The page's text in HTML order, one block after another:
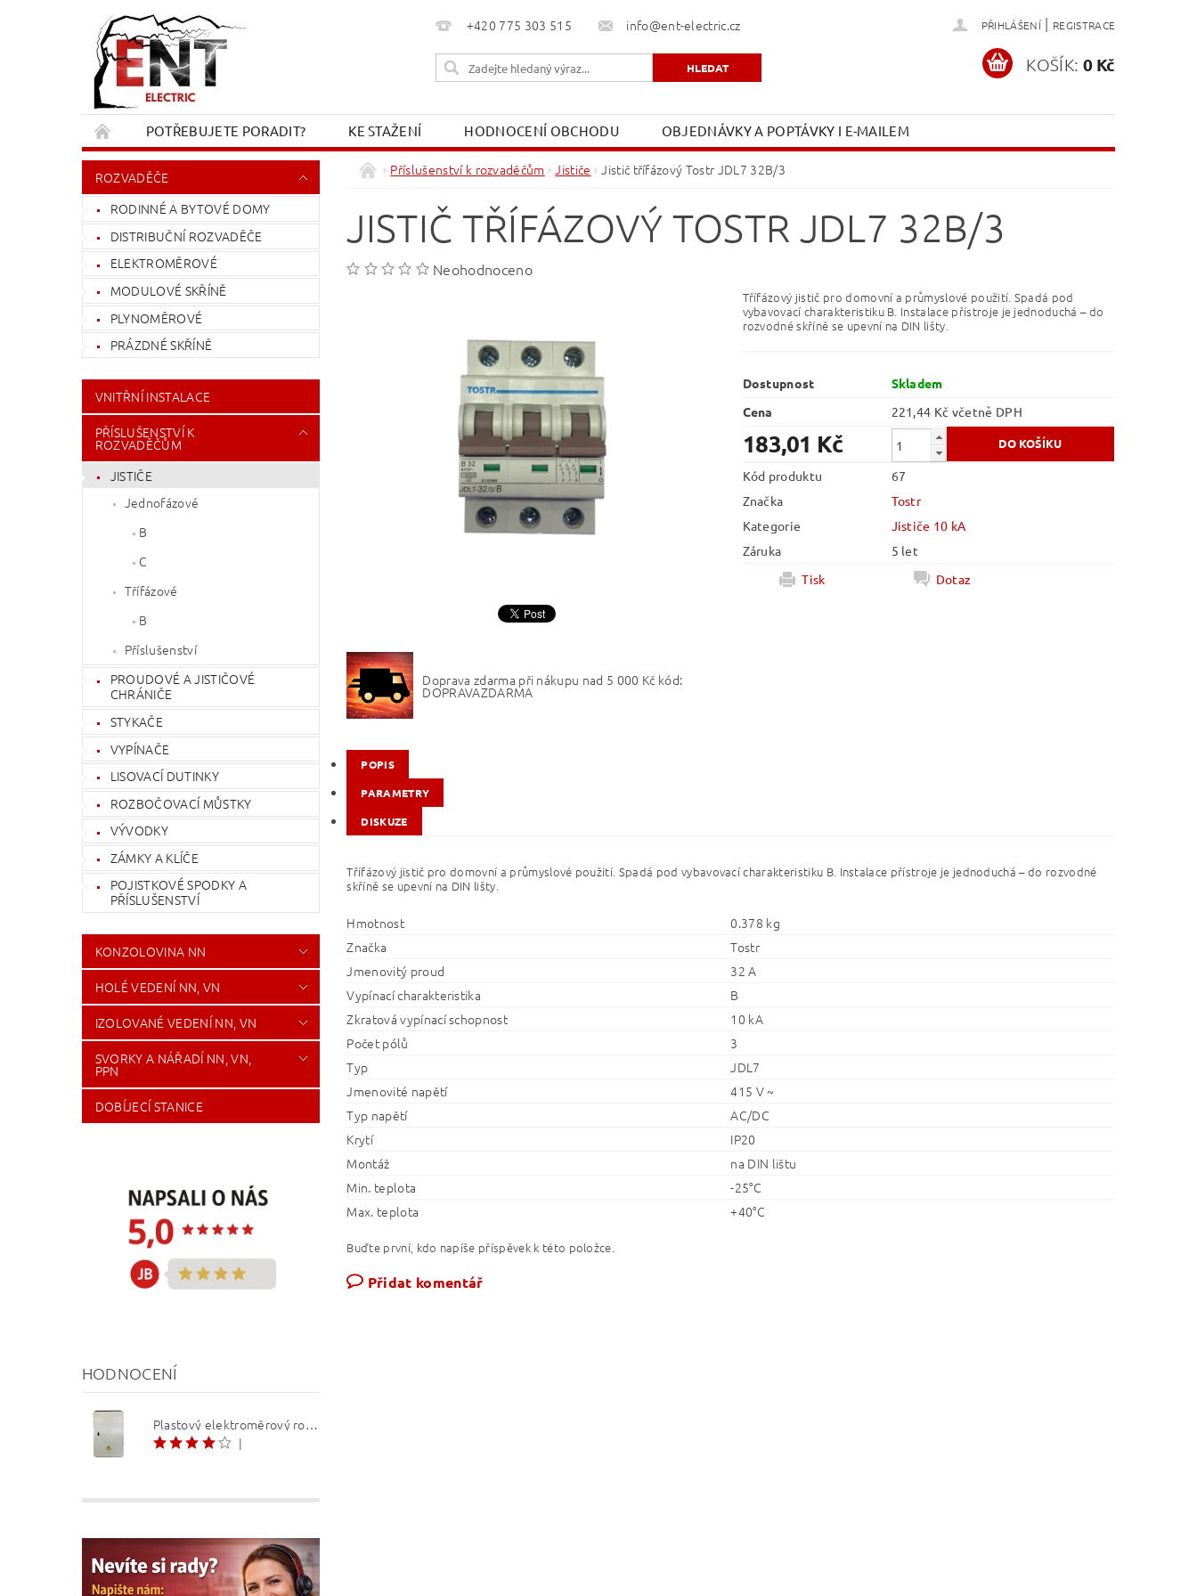
+420 775 303 515 info@ent-electric.cz PŘIHLÁŠENÍ | REGISTRACE
KOŠÍK: 0 Kč
POTŘEBUJETE PORADIT? KE STAŽENÍ HODNOCENÍ OBCHODU
OBJEDNÁVKY A POPTÁVKY I E-MAILEM
REKLAMACE A VRÁCENÍ
KONTAKT OBCHODNÍ PODMÍNKY MOJE OBJEDNÁVKA
ROZVADĚČE
RODINNÉ A BYTOVÉ DOMY
DISTRIBUČNÍ ROZVADĚČE
ELEKTROMĚROVÉ
MODULOVÉ SKŘÍNĚ
PLYNOMĚROVÉ
PRÁZDNÉ SKŘÍNĚ
VNITŘNÍ INSTALACE
PŘÍSLUŠENSTVÍ K
ROZVADĚČŮM
JISTIČE
Jednofázové
B
C
Třífázové
B
Příslušenství
PROUDOVÉ A JISTIČOVÉ
CHRÁNIČE
STYKAČE
VYPÍNAČE
LISOVACÍ DUTINKY
ROZBOČOVACÍ MŮSTKY
VÝVODKY
ZÁMKY A KLÍČE
POJISTKOVÉ SPODKY A
PŘÍSLUŠENSTVÍ
KONZOLOVINA NN
HOLÉ VEDENÍ NN, VN
IZOLOVANÉ VEDENÍ NN, VN
SVORKY A NÁŘADÍ NN, VN,
PPN
DOBÍJECÍ STANICE
HODNOCENÍ
Plastový elektroměrový rozvaděč ER 212 NVP7P 40A QM (3f 1/2 S) 1bod. (O3/4)
|
Příslušenství k rozvaděčům Jističe Jistič třífázový Tostr JDL7 32B/3
JISTIČ TŘÍFÁZOVÝ TOSTR JDL7 32B/3
Neohodnoceno
Třífázový jistič pro domovní a průmyslové použití. Spadá pod
vybavovací charakteristiku B. Instalace přístroje je jednoduchá – do
rozvodné skříně se upevní na DIN lišty.
Dostupnost
Skladem
Cena
221,44 Kč včetně DPH
183,01 Kč
Kód produktu
67
Značka
Tostr
Kategorie
Jističe 10 kA
Záruka
5 let
Tisk
Dotaz
Doprava zdarma při nákupu nad 5 000 Kč kód:
DOPRAVAZDARMA
POPIS
PARAMETRY
DISKUZE
Třífázový jistič pro domovní a průmyslové použití. Spadá pod vybavovací charakteristiku B. Instalace přístroje je jednoduchá – do rozvodné
skříně se upevní na DIN lišty.
Hmotnost
0.378 kg
Značka
Tostr
Jmenovitý proud
32 A
Vypínací charakteristika
B
Zkratová vypínací schopnost
10 kA
Počet pólů
3
Typ
JDL7
Jmenovité napětí
415 V ~
Typ napětí
AC/DC
Krytí
IP20
Montáž
na DIN lištu
Min. teplota
-25°C
Max. teplota
+40°C
Buďte první, kdo napíše příspěvek k této položce.
Přidat komentář